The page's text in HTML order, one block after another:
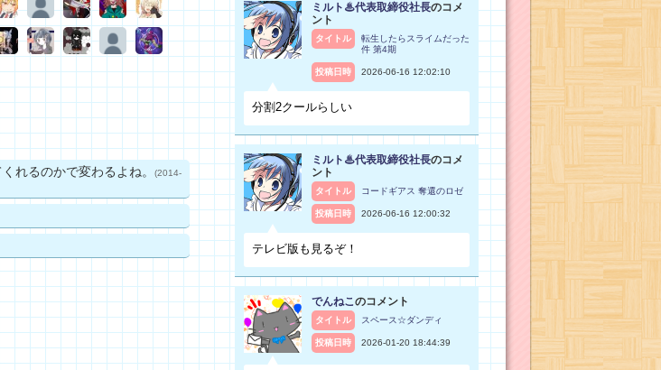
れるのかで変わるよね。
(2014-
ミルト♨代表取締役社長のコメ
ント
タイトル
転生したらスライムだった
件 第4期
投稿日時 2026-06-16 12:02:10
分割2クールらしい
ミルト♨代表取締役社長のコメ
ント
タイトル コードギアス 奪還のロゼ
投稿日時 2026-06-16 12:00:32
テレビ版も見るぞ！
でんねこのコメント
タイトル スペース☆ダンディ
投稿日時 2026-01-20 18:44:39